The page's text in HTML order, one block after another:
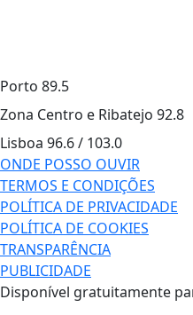
Porto 89.5
Zona Centro e Ribatejo 92.8
Lisboa 96.6 / 103.0
ONDE POSSO OUVIR
TERMOS E CONDIÇÕES
POLÍTICA DE PRIVACIDADE
POLÍTICA DE COOKIES
TRANSPARÊNCIA
PUBLICIDADE
Disponível gratuitamente